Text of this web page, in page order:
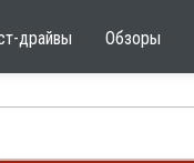
драйвы Обзоры